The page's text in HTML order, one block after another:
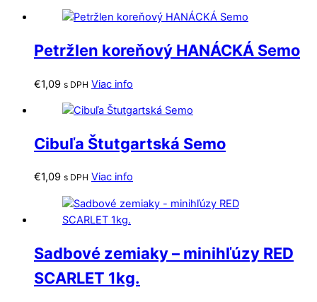
Petržlen koreňový HANÁCKÁ Semo
€1,09 s DPH Viac info
Cibuľa Štutgartská Semo
€1,09 s DPH Viac info
Sadbové zemiaky – minihľúzy RED
SCARLET 1kg.